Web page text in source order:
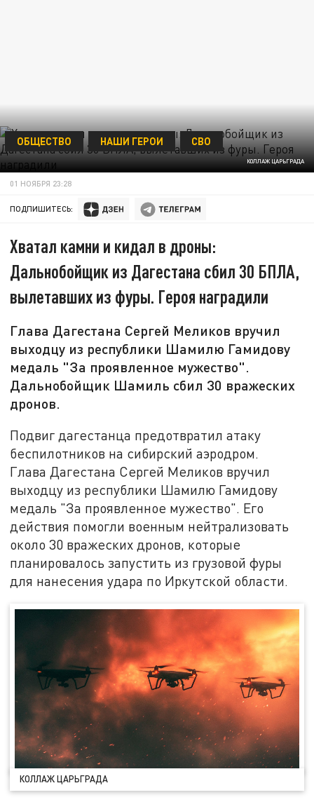
КОЛЛАЖ ЦАРЬГРАДА
ОБЩЕСТВО НАШИ ГЕРОИ СВО
01 НОЯБРЯ 23:28
ПОДПИШИТЕСЬ:
Хватал камни и кидал в дроны:
Дальнобойщик из Дагестана сбил 30 БПЛА,
вылетавших из фуры. Героя наградили
Глава Дагестана Сергей Меликов вручил
выходцу из республики Шамилю Гамидову
медаль "За проявленное мужество".
Дальнобойщик Шамиль сбил 30 вражеских
дронов.
Подвиг дагестанца предотвратил атаку
беспилотников на сибирский аэродром.
Глава Дагестана Сергей Меликов вручил
выходцу из республики Шамилю Гамидову
медаль "За проявленное мужество". Его
действия помогли военным нейтрализовать
около 30 вражеских дронов, которые
планировалось запустить из грузовой фуры
для нанесения удара по Иркутской области.
КОЛЛАЖ ЦАРЬГРАДА